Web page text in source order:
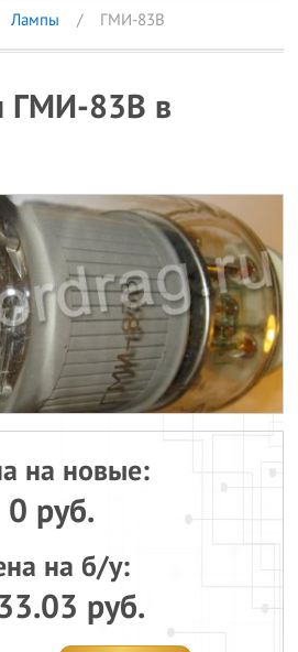
Лампы ГМИ-83В
ГМИ-83В в
на новые:
0 руб.
на б/у:
руб.